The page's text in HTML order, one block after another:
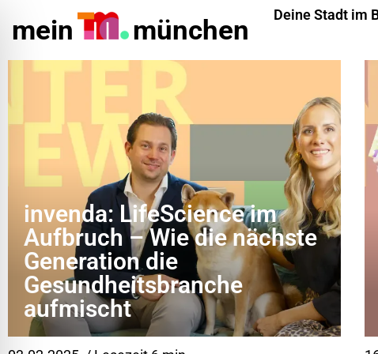
mein münchen Deine Stadt im
invenda: LifeScience im
Aufbruch – Wie die nächste
Generation die
Gesundheitsbranche
aufmischt